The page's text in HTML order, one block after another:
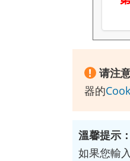
! 请注
器的
溫馨提示
如果您輸